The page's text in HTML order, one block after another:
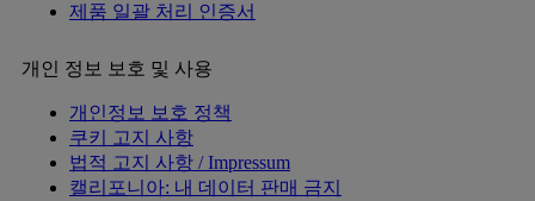
제품 일괄 처리 인증서
개인 정보 보호 및 사용
개인정보 보호 정책
쿠키 고지 사항
법적 고지 사항 / Impressum
캘리포니아: 내 데이터 판매 금지